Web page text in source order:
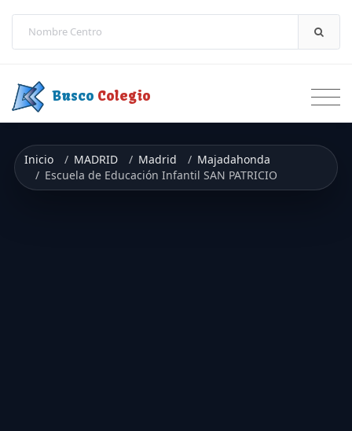
Busco Colegio
Inicio MADRID Madrid
Majadahonda
Escuela de Educación Infantil SAN PATRICIO